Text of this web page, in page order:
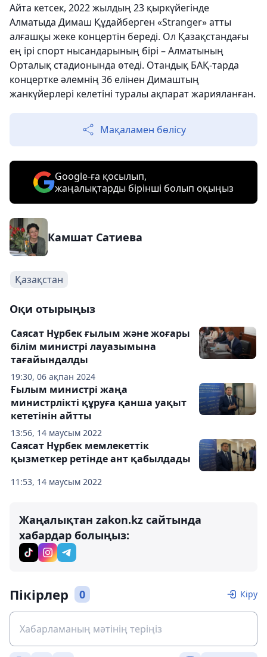
Айта кетсек, 2022 жылдың 23 қыркүйегінде
Алматыда Димаш Құдайберген «Stranger» атты
алғашқы жеке концертін береді. Ол Қазақстандағы
ең ірі спорт нысандарының бірі – Алматының
Орталық стадионында өтеді. Отандық БАҚ-тарда
концертке әлемнің 36 елінен Димаштың
жанкүйерлері келетіні туралы ақпарат жарияланған.
Мақаламен бөлісу
Google-ға қосылып,
жаңалықтарды бірінші болып оқыңыз
Камшат Сатиева
Қазақстан
Оқи отырыңыз
19:30, 06 ақпан 2024
Саясат Нұрбек ғылым және жоғары
білім министрі лауазымына
тағайындалды
13:56, 14 маусым 2022
Ғылым министрі жаңа
министрлікті құруға қанша уақыт
кететінін айтты
11:53, 14 маусым 2022
Саясат Нұрбек мемлекеттік
қызметкер ретінде ант қабылдады
Жаңалықтан zakon.kz сайтында
хабардар болыңыз:
Пікірлер 0 Кіру